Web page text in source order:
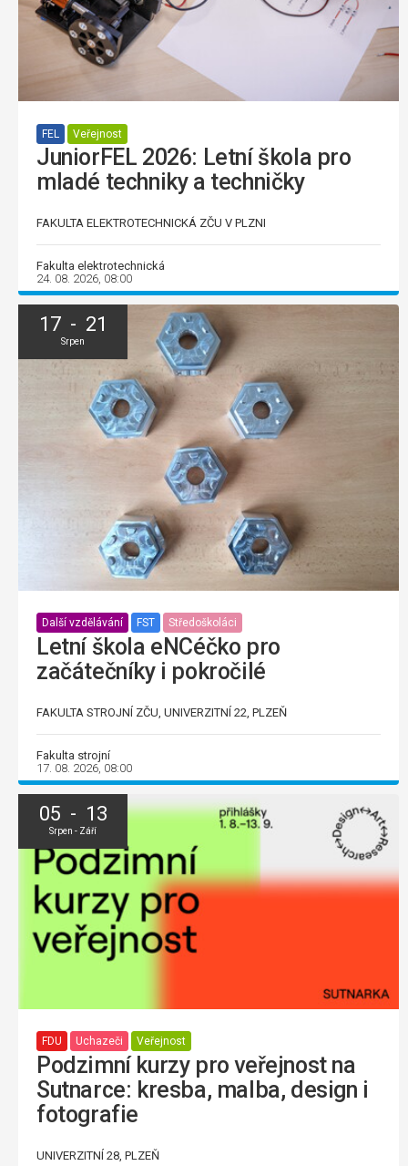
FEL Veřejnost
JuniorFEL 2026: Letní škola pro
mladé techniky a techničky
FAKULTA ELEKTROTECHNICKÁ ZČU V PLZNI
Fakulta elektrotechnická
24. 08. 2026, 08:00
17 - 21
Srpen
Další vzdělávání FST Středoškoláci
Letní škola eNCéčko pro
začátečníky i pokročilé
FAKULTA STROJNÍ ZČU, UNIVERZITNÍ 22, PLZEŇ
Fakulta strojní
17. 08. 2026, 08:00
05 - 13
Srpen - Září
FDU Uchazeči Veřejnost
Podzimní kurzy pro veřejnost na
Sutnarce: kresba, malba, design i
fotografie
UNIVERZITNÍ 28, PLZEŇ